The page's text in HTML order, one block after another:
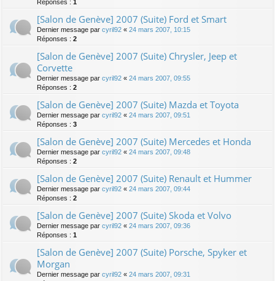
Réponses : 1
[Salon de Genève] 2007 (Suite) Ford et Smart
Dernier message par cyril92 « 24 mars 2007, 10:15
Réponses : 2
[Salon de Genève] 2007 (Suite) Chrysler, Jeep et
Corvette
Dernier message par cyril92 « 24 mars 2007, 09:55
Réponses : 2
[Salon de Genève] 2007 (Suite) Mazda et Toyota
Dernier message par cyril92 « 24 mars 2007, 09:51
Réponses : 3
[Salon de Genève] 2007 (Suite) Mercedes et Honda
Dernier message par cyril92 « 24 mars 2007, 09:48
Réponses : 2
[Salon de Genève] 2007 (Suite) Renault et Hummer
Dernier message par cyril92 « 24 mars 2007, 09:44
Réponses : 2
[Salon de Genève] 2007 (Suite) Skoda et Volvo
Dernier message par cyril92 « 24 mars 2007, 09:36
Réponses : 1
[Salon de Genève] 2007 (Suite) Porsche, Spyker et
Morgan
Dernier message par cyril92 « 24 mars 2007, 09:31